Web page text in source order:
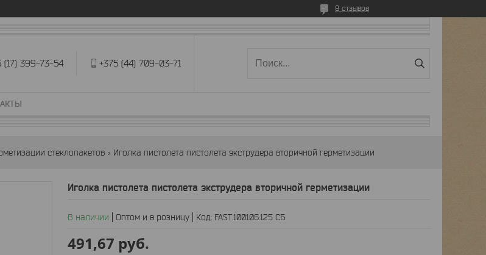
8 отзывов
(17) 399-73-54 +375 (44) 709-03-71
стеклопакетов Иголка пистолета пистолета экструдера вторичной герметизации
Иголка пистолета пистолета экструдера вторичной герметизации
В наличии Оптом и в розницу Код: FAST.100106.125 СБ
491,67 руб.